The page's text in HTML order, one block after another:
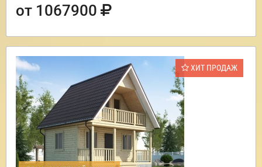
от 1067900
ХИТ ПРОДАЖ